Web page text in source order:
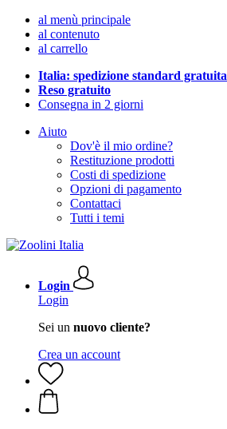
al menù principale
al contenuto
al carrello
Italia: spedizione standard gratuita
Reso gratuito
Consegna in 2 giorni
Aiuto
Dov'è il mio ordine?
Restituzione prodotti
Costi di spedizione
Opzioni di pagamento
Contattaci
Tutti i temi
Login
Login
Sei un nuovo cliente?
Crea un account